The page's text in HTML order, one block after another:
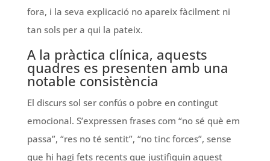
fora, i la seva explicació no apareix fàcilment ni
tan sols per a qui la pateix.
A la pràctica clínica, aquests
quadres es presenten amb una
notable consistència
El discurs sol ser confús o pobre en contingut
emocional. S’expressen frases com “no sé què em
passa”, “res no té sentit”, “no tinc forces”, sense
que hi hagi fets recents que justifiquin aquest